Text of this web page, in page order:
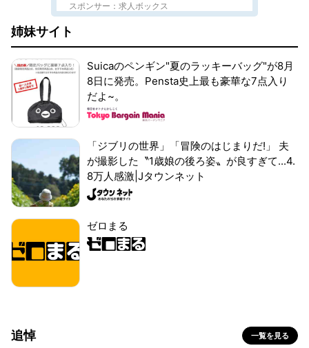
スポンサー：求人ボックス
姉妹サイト
Suicaのペンギン"夏のラッキーバッグ"が8月
8日に発売。Pensta史上最も豪華な7点入り
だよ~。
「ジブリの世界」「冒険のはじまりだ!」 夫
が撮影した〝1歳娘の後ろ姿〟が良すぎて...4.
8万人感激|Jタウンネット
ゼロまる
追悼 一覧を見る